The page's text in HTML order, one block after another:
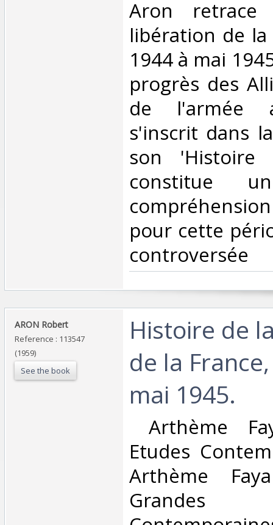
Aron
libération de
1944 à mai
progrès des
de l'armée
s'inscrit dans
son
constitue
pour cette
controversée‎
‎ARON Robert‎
Reference : 113547
(1959)
See the book
‎Histoire de
de la
mai 1945.‎
Arthème
Etudes
Arthème